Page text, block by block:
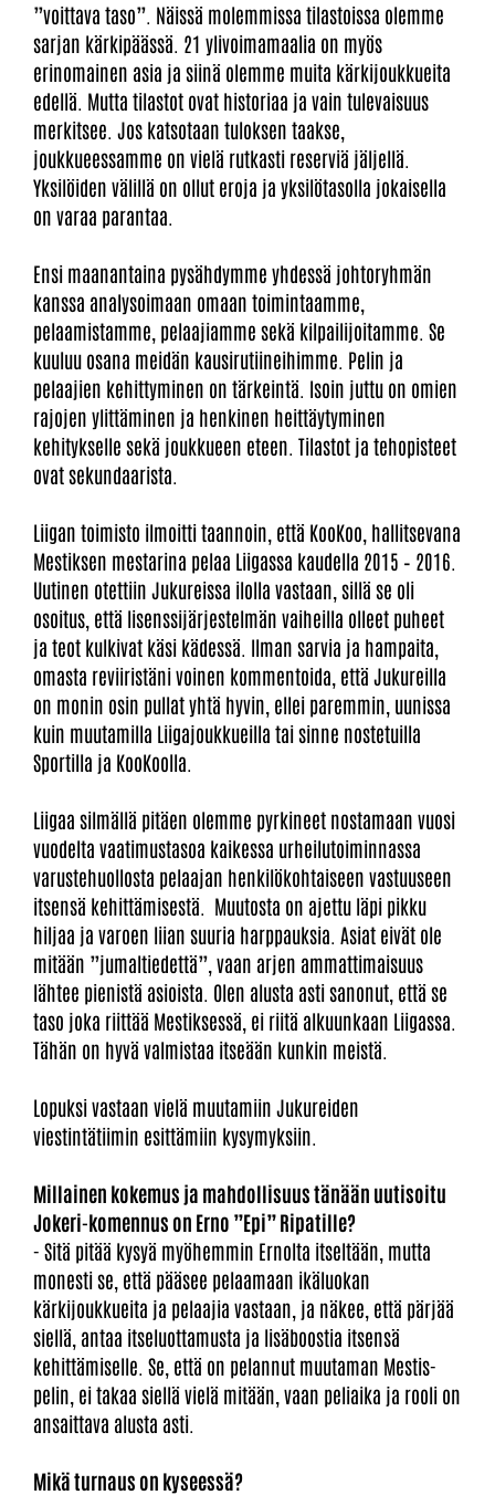
”voittava taso”. Näissä molemmissa tilastoissa olemme
sarjan kärkipäässä. 21 ylivoimamaalia on myös
erinomainen asia ja siinä olemme muita kärkijoukkueita
edellä. Mutta tilastot ovat historiaa ja vain tulevaisuus
merkitsee. Jos katsotaan tuloksen taakse,
joukkueessamme on vielä rutkasti reserviä jäljellä.
Yksilöiden välillä on ollut eroja ja yksilötasolla jokaisella
on varaa parantaa.
Ensi maanantaina pysähdymme yhdessä johtoryhmän
kanssa analysoimaan omaan toimintaamme,
pelaamistamme, pelaajiamme sekä kilpailijoitamme. Se
kuuluu osana meidän kausirutiineihimme. Pelin ja
pelaajien kehittyminen on tärkeintä. Isoin juttu on omien
rajojen ylittäminen ja henkinen heittäytyminen
kehitykselle sekä joukkueen eteen. Tilastot ja tehopisteet
ovat sekundaarista.
Liigan toimisto ilmoitti taannoin, että KooKoo, hallitsevana
Mestiksen mestarina pelaa Liigassa kaudella 2015 – 2016.
Uutinen otettiin Jukureissa ilolla vastaan, sillä se oli
osoitus, että lisenssijärjestelmän vaiheilla olleet puheet
ja teot kulkivat käsi kädessä. Ilman sarvia ja hampaita,
omasta reviiristäni voinen kommentoida, että Jukureilla
on monin osin pullat yhtä hyvin, ellei paremmin, uunissa
kuin muutamilla Liigajoukkueilla tai sinne nostetuilla
Sportilla ja KooKoolla.
Liigaa silmällä pitäen olemme pyrkineet nostamaan vuosi
vuodelta vaatimustasoa kaikessa urheilutoiminnassa
varustehuollosta pelaajan henkilökohtaiseen vastuuseen
itsensä kehittämisestä. Muutosta on ajettu läpi pikku
hiljaa ja varoen liian suuria harppauksia. Asiat eivät ole
mitään ”jumaltiedettä”, vaan arjen ammattimaisuus
lähtee pienistä asioista. Olen alusta asti sanonut, että se
taso joka riittää Mestiksessä, ei riitä alkuunkaan Liigassa.
Tähän on hyvä valmistaa itseään kunkin meistä.
Lopuksi vastaan vielä muutamiin Jukureiden
viestintätiimin esittämiin kysymyksiin.
Millainen kokemus ja mahdollisuus tänään uutisoitu
Jokeri-komennus on Erno ”Epi” Ripatille?
- Sitä pitää kysyä myöhemmin Ernolta itseltään, mutta
monesti se, että pääsee pelaamaan ikäluokan
kärkijoukkueita ja pelaajia vastaan, ja näkee, että pärjää
siellä, antaa itseluottamusta ja lisäboostia itsensä
kehittämiselle. Se, että on pelannut muutaman Mestis-
pelin, ei takaa siellä vielä mitään, vaan peliaika ja rooli on
ansaittava alusta asti.
Mikä turnaus on kyseessä?